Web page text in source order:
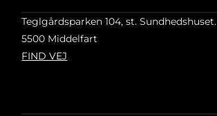
Teglgårdsparken 104, st. Sundhedshuset.
5500 Middelfart
FIND VEJ